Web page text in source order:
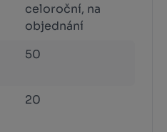
celoroční, na
objednání
50
20